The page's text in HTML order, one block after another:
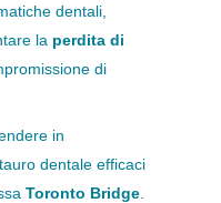
dentali,
la perdita di
di
in
dentale efficaci
Toronto Bridge